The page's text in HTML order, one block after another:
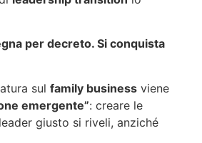
per decreto. Si conquista
sul family business viene
emergente”: creare le
giusto si riveli, anziché